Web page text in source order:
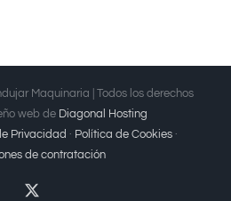
Maquinaria | Todos los derechos
web de Diagonal Hosting
Privacidad · Política de Cookies ·
de contratación